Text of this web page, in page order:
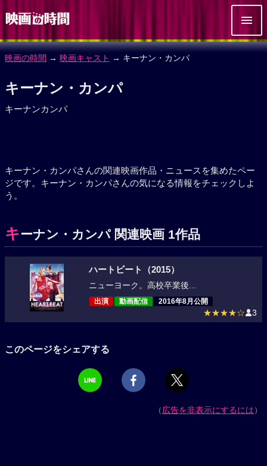
映画の時間 → 映画キャスト → キーナン・カンパ
キーナン・カンパ
キーナンカンパ
キーナン・カンパさんの関連映画作品・ニュースを集めたペー
ジです。キーナン・カンパさんの気になる情報をチェックしよ
う。
キーナン・カンパ 関連映画 1作品
ハートビート（2015）
ニューヨーク。高校卒業後...
出演 動画配信 2016年8月公開
★★★★☆ 3
このページをシェアする
（広告を非表示にするには）